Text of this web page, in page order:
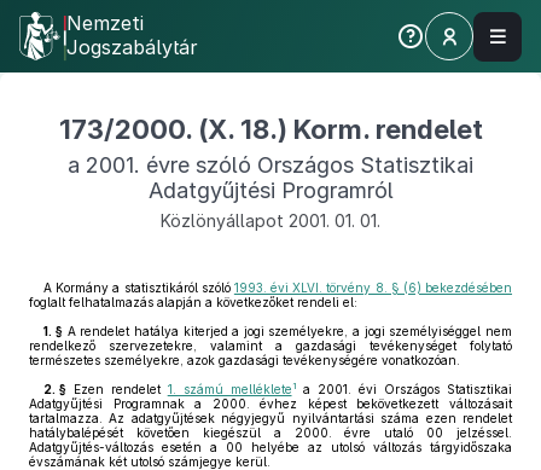
Nemzeti
Jogszabálytár
173/2000. (X. 18.) Korm. rendelet
a 2001. évre szóló Országos Statisztikai
Adatgyűjtési Programról
Közlönyállapot 2001. 01. 01.
A Kormány a statisztikáról szóló 1993. évi XLVI. törvény 8. § (6) bekezdésében
foglalt felhatalmazás alapján a következőket rendeli el:
1. § A rendelet hatálya kiterjed a jogi személyekre, a jogi személyiséggel nem
rendelkező szervezetekre, valamint a gazdasági tevékenységet folytató
természetes személyekre, azok gazdasági tevékenységére vonatkozóan.
2. § Ezen rendelet 1. számú melléklete 1
a 2001. évi Országos Statisztikai
Adatgyűjtési Programnak a 2000. évhez képest bekövetkezett változásait
tartalmazza. Az adatgyűjtések négyjegyű nyilvántartási száma ezen rendelet
hatálybalépését követően kiegészül a 2000. évre utaló 00 jelzéssel.
Adatgyűjtés-változás esetén a 00 helyébe az utolsó változás tárgyidőszaka
évszámának két utolsó számjegye kerül.